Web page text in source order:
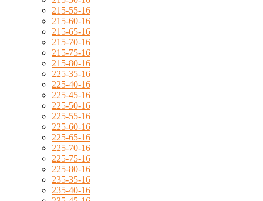
215-55-16
215-60-16
215-65-16
215-70-16
215-75-16
215-80-16
225-35-16
225-40-16
225-45-16
225-50-16
225-55-16
225-60-16
225-65-16
225-70-16
225-75-16
225-80-16
235-35-16
235-40-16